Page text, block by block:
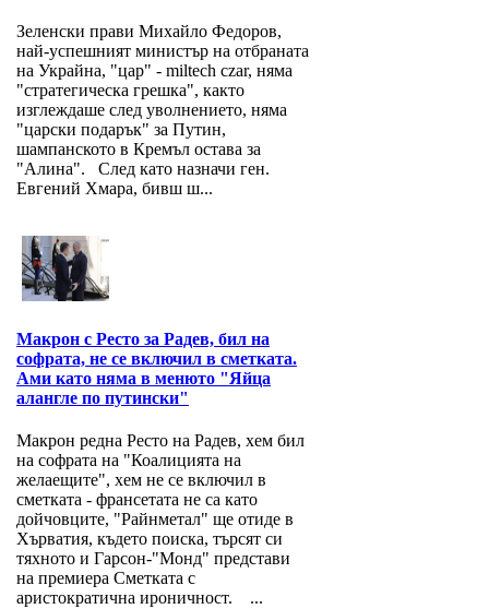
Зеленски прави Михайло Федоров,
най-успешният министър на отбраната
на Украйна, "цар" - miltech czar, няма
"стратегическа грешка", както
изглеждаше след уволнението, няма
"царски подарък" за Путин,
шампанското в Кремъл остава за
"Алина". След като назначи ген.
Евгений Хмара, бивш ш...
Макрон с Ресто за Радев, бил на
софрата, не се включил в сметката.
Ами като няма в менюто "Яйца
алангле по путински"
Макрон редна Ресто на Радев, хем бил
на софрата на "Коалицията на
желаещите", хем не се включил в
сметката - франсетата не са като
дойчовците, "Райнметал" ще отиде в
Хърватия, където поиска, търсят си
тяхното и Гарсон-"Монд" представи
на премиера Сметката с
аристократична ироничност. ...